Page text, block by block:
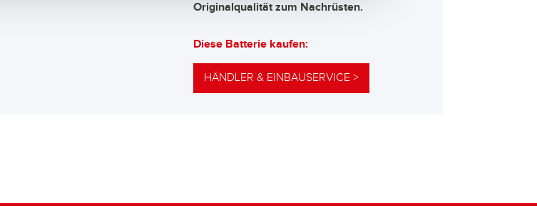
Originalqualität zum Nachrüsten.
Diese Batterie kaufen:
HÄNDLER & EINBAUSERVICE >